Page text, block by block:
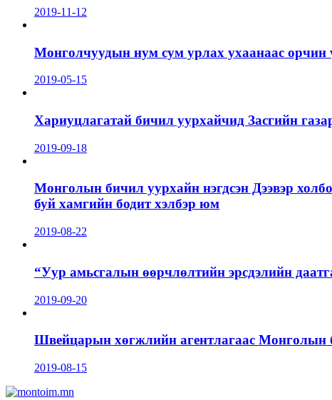
2019-11-12
Монголчуудын нум сум урлах ухаанаас орчин
2019-05-15
Хариуцлагатай бичил уурхайчид Засгийн
2019-09-18
Монголын бичил уурхайн нэгдсэн Дээвэр
буй хамгийн бодит хэлбэр юм
2019-08-22
“Уур амьсгалын өөрчлөлтийн эрсдэлийн
2019-09-20
Швейцарын хөгжлийн агентлагаас Монголын
2019-08-15